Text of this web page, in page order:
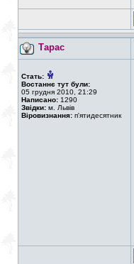
Тарас
Стать:
Востаннє тут були:
05 грудня 2010, 21:29
Написано: 1290
Звідки: м. Львів
Віровизнання: п'ятидесятник